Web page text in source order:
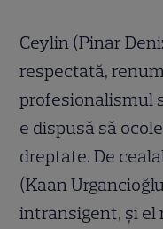
Ceylin (Pinar
respectată,
profesionalismul
e dispusă să
dreptate. De
(Kaan
intransigent, și el